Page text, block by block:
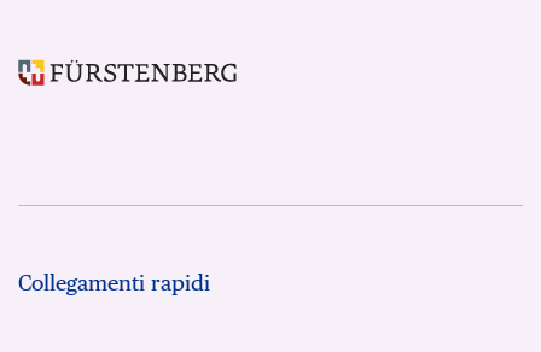
Collegamenti rapidi